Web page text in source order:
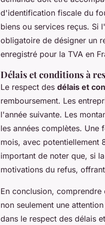
d'identification fiscale du
biens ou services reçus. Si
obligatoire de désigner un
enregistré pour la TVA en
Délais et conditions à
Le respect des délais et
remboursement. Les
l'année suivante. Les
les années complètes.
mois, avec potentiellement
important de noter que, si
motivations du refus,
En conclusion,
non seulement une
dans le respect des délais